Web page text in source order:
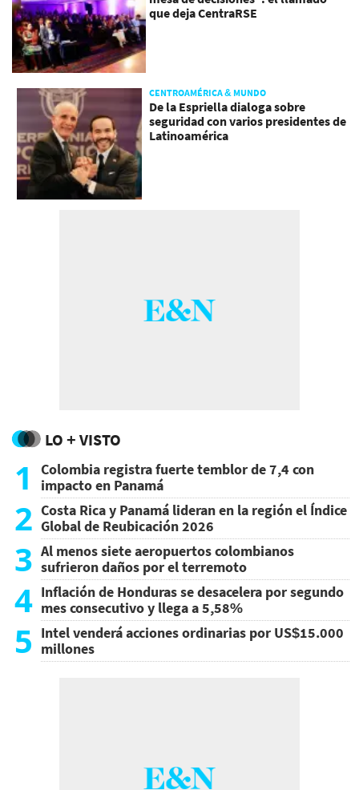
que deja CentraRSE
CENTROAMÉRICA & MUNDO
De la Espriella dialoga sobre
seguridad con varios presidentes de
Latinoamérica
LO + VISTO
1
Colombia registra fuerte temblor de 7,4 con
impacto en Panamá
2 Costa Rica y Panamá lideran en la región el Índice
Global de Reubicación 2026
3 Al menos siete aeropuertos colombianos
sufrieron daños por el terremoto
4 Inflación de Honduras se desacelera por segundo
mes consecutivo y llega a 5,58%
5 Intel venderá acciones ordinarias por US$15.000
millones